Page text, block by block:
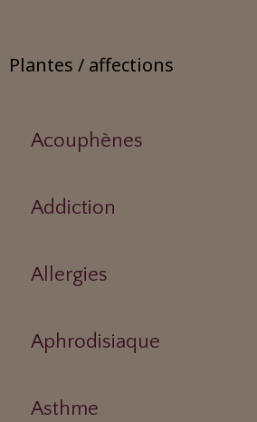
Plantes / affections
Acouphènes
Addiction
Allergies
Aphrodisiaque
Asthme